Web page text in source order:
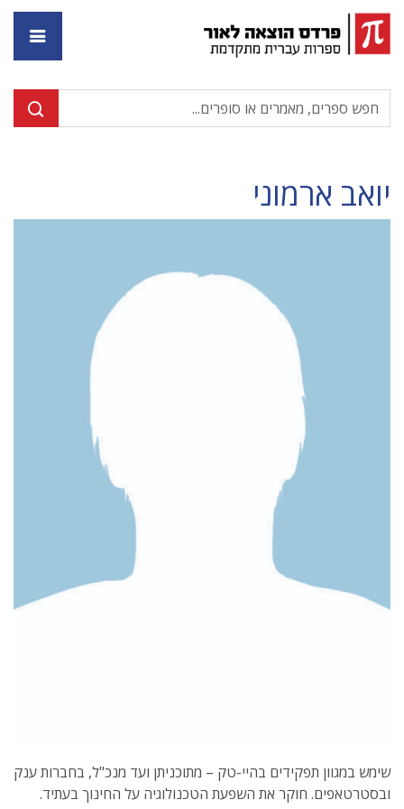
יואב ארמוני
שימש במגוון תפקידים בהיי-טק – מתוכניתן ועד מנכ"ל, בחברות ענק
ובסטרטאפים. חוקר את השפעת הטכנולוגיה על החינוך בעתיד.